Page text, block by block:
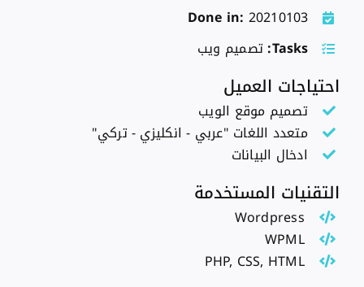
Done in: 20210103
Tasks: تصميم ويب
احتياجات العميل
تصميم موقع الويب
متعدد اللغات "عربي - انكليزي - تركي"
ادخال البيانات
التقنيات المستخدمة
Wordpress
WPML
PHP, CSS, HTML